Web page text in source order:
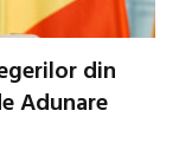
din
Adunare